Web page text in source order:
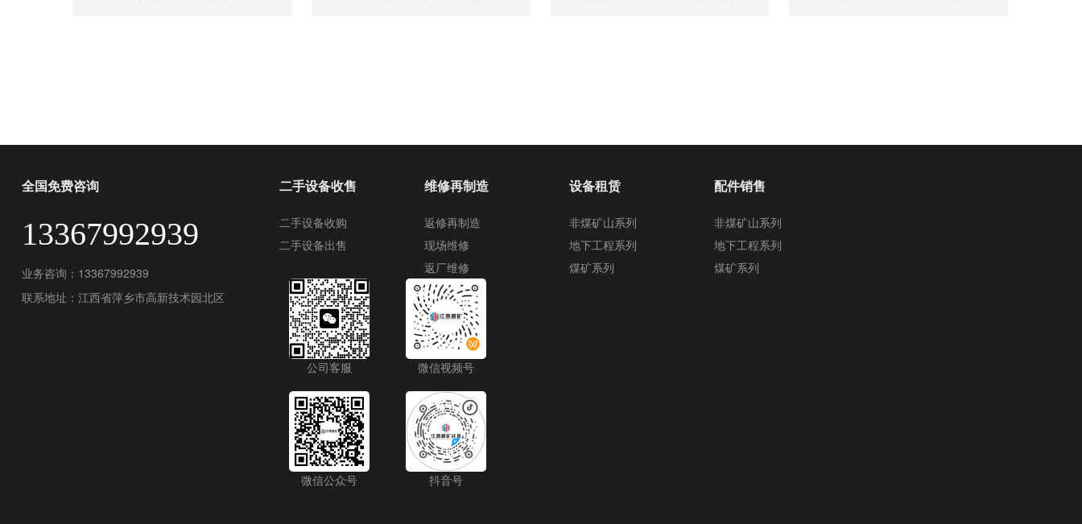
全国免费咨询
13367992939
业务咨询：13367992939
联系地址：江西省萍乡市高新技术园北区
二手设备收售
二手设备收购
二手设备出售
维修再制造
返修再制造
现场维修
返厂维修
设备租赁
非煤矿山系列
地下工程系列
煤矿系列
配件销售
非煤矿山系列
地下工程系列
煤矿系列
公司客服 微信视频号
微信公众号 抖音号